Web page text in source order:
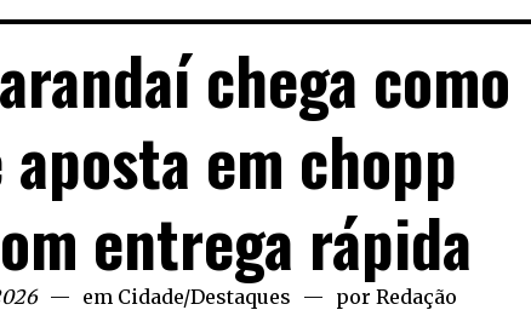
chega como
em chopp
entrega rápida
em Cidade/Destaques porRedação